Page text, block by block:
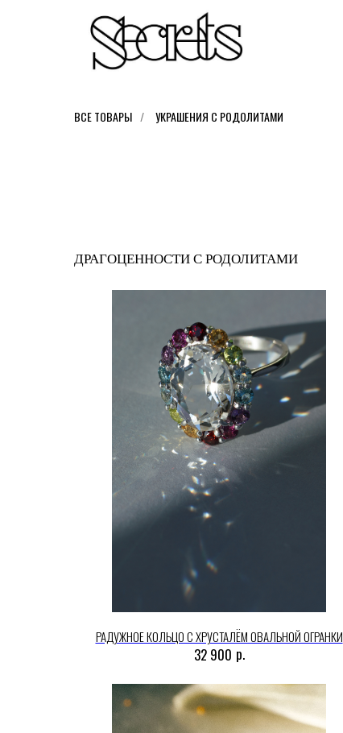
ВСЕ ТОВАРЫ / УКРАШЕНИЯ С РОДОЛИТАМИ
ДРАГОЦЕННОСТИ С РОДОЛИТАМИ
РАДУЖНОЕ КОЛЬЦО С ХРУСТАЛЁМ ОВАЛЬНОЙ ОГРАНКИ
32 900 р.